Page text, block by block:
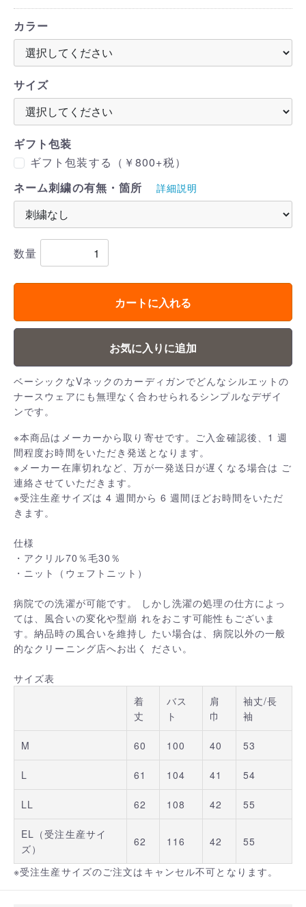
カラー
サイズ
ギフト包装
ギフト包装する（￥800+税）
ネーム刺繍の有無・箇所
詳細説明
数量
カートに入れる
お気に入りに追加
ベーシックなVネックのカーディガンでどんなシルエットの
ナースウェアにも無理なく合わせられるシンプルなデザイ
ンです。
※本商品はメーカーから取り寄せです。ご入金確認後、1 週
間程度お時間をいただき発送となります。
※メーカー在庫切れなど、万が一発送日が遅くなる場合は ご
連絡させていただきます。
※受注生産サイズは 4 週間から 6 週間ほどお時間をいただ
きます。
仕様
・アクリル70％毛30％
・ニット（ウェフトニット）
病院での洗濯が可能です。 しかし洗濯の処理の仕方によっ
ては、風合いの変化や型崩 れをおこす可能性もございま
す。納品時の風合いを維持し たい場合は、病院以外の一般
的なクリーニング店へお出く ださい。
サイズ表
着
丈
バス
ト
肩
巾
袖丈/長
袖
M 60 100 40 53
L 61 104 41 54
LL 62 108 42 55
EL（受注生産サイ
ズ）
62 116 42 55
※受注生産サイズのご注文はキャンセル不可となります。